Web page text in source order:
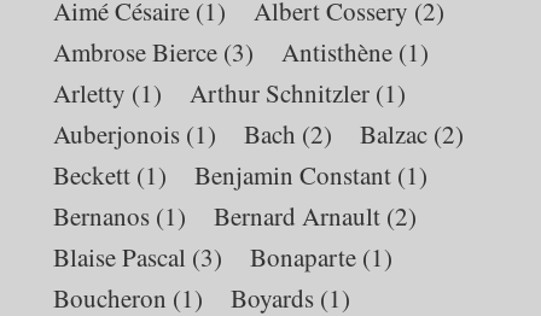
Aimé Césaire (1) Albert Cossery (2)
Ambrose Bierce (3) Antisthène (1)
Arletty (1) Arthur Schnitzler (1)
Auberjonois (1) Bach (2) Balzac (2)
Beckett (1) Benjamin Constant (1)
Bernanos (1) Bernard Arnault (2)
Blaise Pascal (3) Bonaparte (1)
Boucheron (1) Boyards (1)